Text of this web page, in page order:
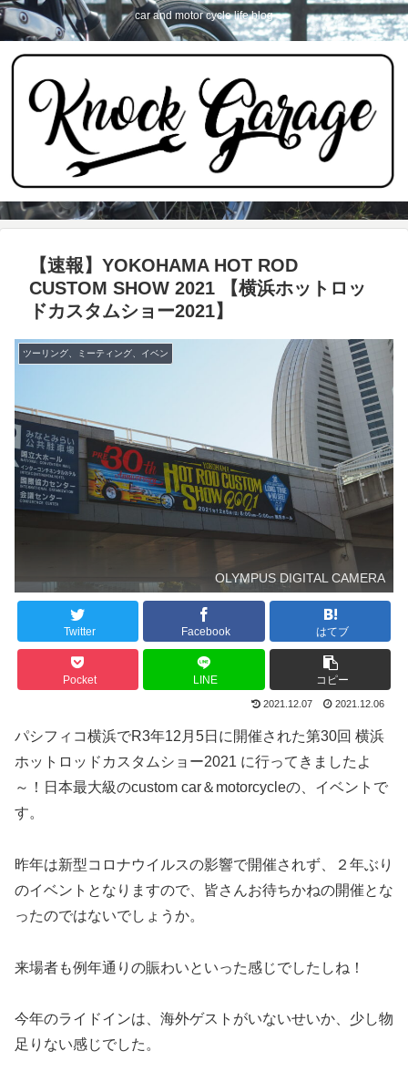
car and motor cycle life blog
【速報】YOKOHAMA HOT ROD
CUSTOM SHOW 2021 【横浜ホットロッ
ドカスタムショー2021】
ツーリング、ミーティング、イベン
OLYMPUS DIGITAL CAMERA
Twitter Facebook はてブ
Pocket LINE コピー
2021.12.07 2021.12.06
パシフィコ横浜でR3年12月5日に開催された第30回 横浜
ホットロッドカスタムショー2021 に行ってきましたよ
～！日本最大級のcustom car＆motorcycleの、イベントで
す。
昨年は新型コロナウイルスの影響で開催されず、２年ぶり
のイベントとなりますので、皆さんお待ちかねの開催とな
ったのではないでしょうか。
来場者も例年通りの賑わいといった感じでしたしね！
今年のライドインは、海外ゲストがいないせいか、少し物
足りない感じでした。